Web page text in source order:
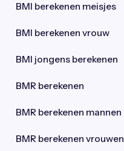
BMI berekenen meisjes
BMI berekenen vrouw
BMI jongens berekenen
BMR berekenen
BMR berekenen mannen
BMR berekenen vrouwen